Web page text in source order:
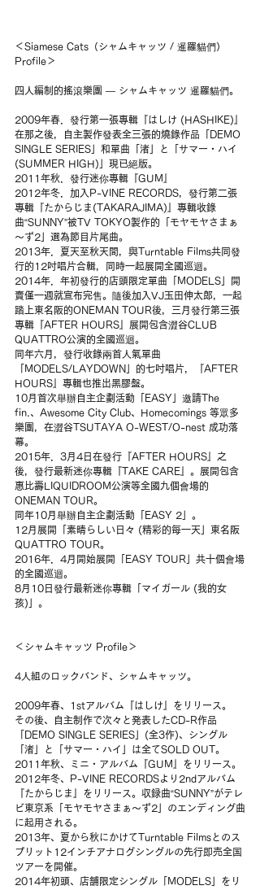
＜Siamese Cats（シャムキャッツ / 暹羅貓們）
Profile＞
四人編制的搖滾樂團 — シャムキャッツ 暹羅貓們。
2009年春．發行第一張專輯『はしけ (HASHIKE)』
在那之後，自主製作發表全三張的燒錄作品「DEMO
SINGLE SERIES」和單曲「渚」と「サマー・ハイ
(SUMMER HIGH)」現已絕版。
2011年秋．發行迷你專輯『GUM』
2012年冬．加入P-VINE RECORDS，發行第二張
專輯『たからじま(TAKARAJIMA)』專輯收錄
曲“SUNNY”被TV TOKYO製作的「モヤモヤさまぁ
～ず2」選為節目片尾曲。
2013年．夏天至秋天間，與Turntable Films共同發
行的12吋唱片合輯，同時一起展開全國巡迴。
2014年．年初發行的店頭限定單曲「MODELS」開
賣僅一週就宣布完售。隨後加入VJ玉田伸太郎，一起
踏上東名阪的ONEMAN TOUR後，三月發行第三張
專輯『AFTER HOURS』展開包含澀谷CLUB
QUATTRO公演的全國巡迴。
同年六月，發行收錄兩首人氣單曲
「MODELS/LAYDOWN」的七吋唱片，『AFTER
HOURS』專輯也推出黑膠盤。
10月首次舉辦自主企劃活動「EASY」邀請The
fin.、Awesome City Club、Homecomings 等眾多
樂團，在澀谷TSUTAYA O-WEST/O-nest 成功落
幕。
2015年．3月4日在發行『AFTER HOURS』之
後，發行最新迷你專輯『TAKE CARE』。展開包含
惠比壽LIQUIDROOM公演等全國九個會場的
ONEMAN TOUR。
同年10月舉辦自主企劃活動「EASY 2」。
12月展開「素晴らしい日々 (精彩的每一天」東名阪
QUATTRO TOUR。
2016年．4月開始展開「EASY TOUR」共十個會場
的全國巡迴。
8月10日發行最新迷你專輯「マイガール (我的女
孩)」。
＜シャムキャッツ Profile＞
4人組のロックバンド、シャムキャッツ。
2009年春、1stアルバム『はしけ』をリリース。
その後、自主制作で次々と発表したCD-R作品
「DEMO SINGLE SERIES」(全3作)、シングル
「渚」と「サマー・ハイ」は全てSOLD OUT。
2011年秋、ミニ・アルバム『GUM』をリリース。
2012年冬、P-VINE RECORDSより2ndアルバム
『たからじま』をリリース。収録曲“SUNNY”がテレ
ビ東京系「モヤモヤさまぁ～ず2」のエンディング曲
に起用される。
2013年、夏から秋にかけてTurntable Filmsとのス
プリット12インチアナログシングルの先行即売全国
ツアーを開催。
2014年初頭、店舗限定シングル「MODELS」をリ